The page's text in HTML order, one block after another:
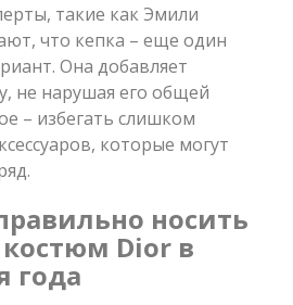
такие как Эмили
что кепка – еще один
Она добавляет
не нарушая его общей
– избегать слишком
которые могут
носить
Dior в
года